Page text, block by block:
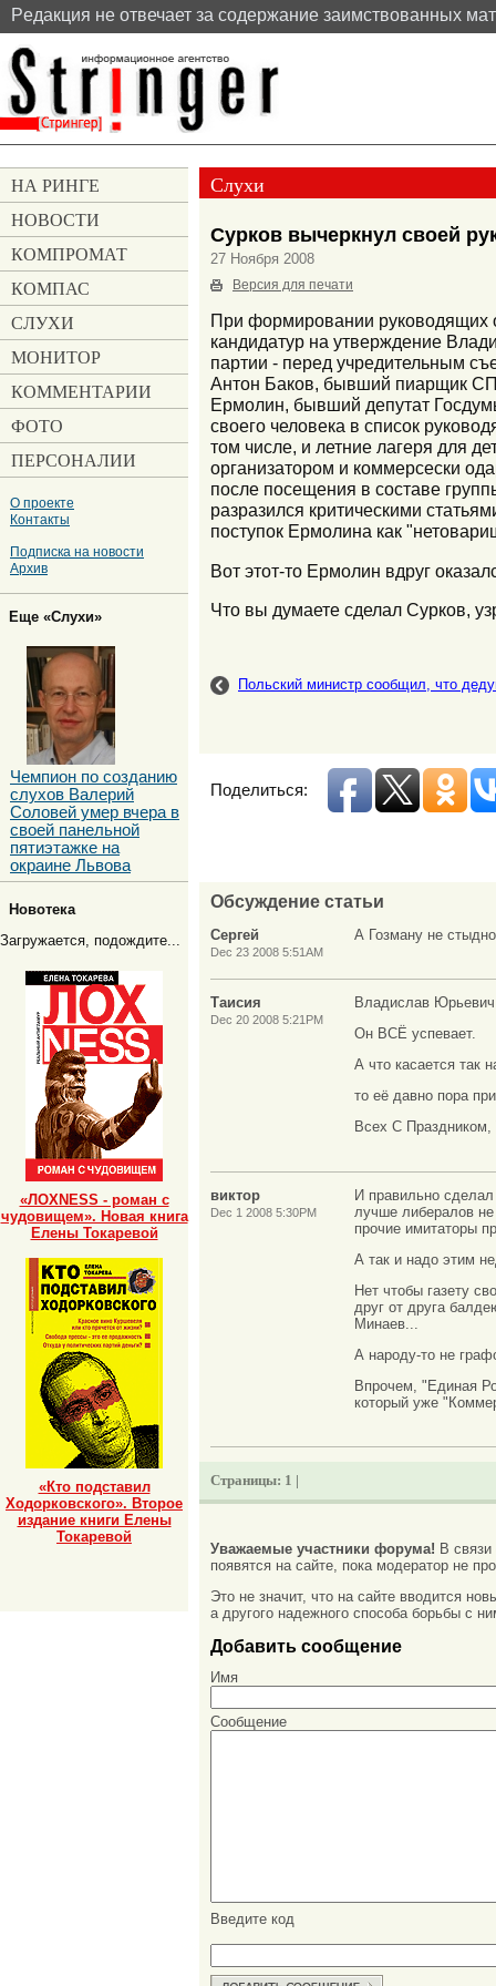
Pедакция не отвечает за содержание заимствованных
Слухи
Сурков вычеркнул своей
27 Ноября 2008
Версия для печати
При формировании руководящих
кандидатур на утверждение
партии - перед учредительным
Антон Баков, бывший пиарщик
Ермолин, бывший депутат
своего человека в список
том числе, и летние лагеря для
организатором и коммерсески
после посещения в составе
разразился критическими
поступок Ермолина как
Вот этот-то Ермолин вдруг
Что вы думаете сделал Сурков,
Польский министр сообщил, что
Поделиться:
Обсуждение статьи
Сергей
Dec 23 2008 5:51AM
А Гозману не
Таисия
Dec 20 2008 5:21PM
Владислав
Он ВСЁ успевает.
А что касается так
то её давно пора
Всех С
виктор
Dec 1 2008 5:30PM
И правильно
лучше либералов
прочие имитаторы
А так и надо этим
Нет чтобы газету
друг от друга
Минаев...
А народу-то не
Впрочем, "Единая
который уже
Страницы: 1 |
Уважаемые участники форума! В
появятся на сайте, пока модератор не
Это не значит, что на сайте вводится
а другого надежного способа борьбы с
Добавить сообщение
Имя
Сообщение
Введите код
НА РИНГЕ
НОВОСТИ
КОМПРОМАТ
КОМПАС
СЛУХИ
МОНИТОР
КОММЕНТАРИИ
ФОТО
ПЕРСОНАЛИИ
О проекте
Контакты
Подписка на новости
Архив
Еще «Слухи»
Чемпион по созданию
слухов Валерий
Соловей умер вчера в
своей панельной
пятиэтажке на
окраине Львова
Новотека
Загружается, подождите...
«ЛОХNESS - роман с
чудовищем». Новая книга
Елены Токаревой
«Кто подставил
Ходорковского». Второе
издание книги Елены
Токаревой